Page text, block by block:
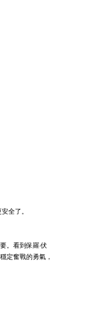
全了。
。看到保羅‧伏
定奮戰的勇氣，